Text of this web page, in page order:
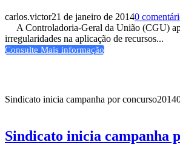
carlos.victor21 de janeiro de 20140
A Controladoria-Geral da União (CGU)
irregularidades na aplicação de recursos...
Consulte Mais informação
Sindicato inicia campanha por concurso
Sindicato inicia campanha